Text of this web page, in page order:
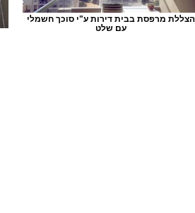
הצללת מרפסת בבית דירות ע"י סוכך חשמלי
עם שלט